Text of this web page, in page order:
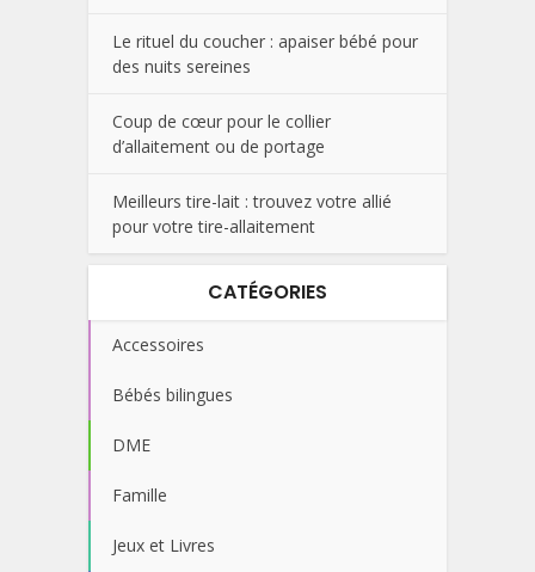
Le rituel du coucher : apaiser bébé pour
des nuits sereines
Coup de cœur pour le collier
d’allaitement ou de portage
Meilleurs tire-lait : trouvez votre allié
pour votre tire-allaitement
CATÉGORIES
Accessoires
Bébés bilingues
DME
Famille
Jeux et Livres